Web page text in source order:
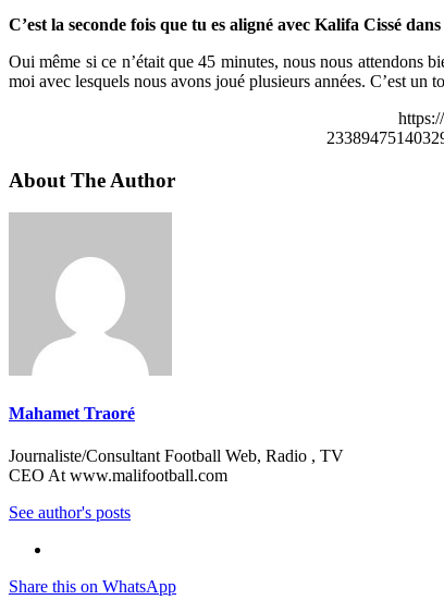
C’est la seconde fois que tu es aligné avec Kalifa Cissé
Oui même si ce n’était que 45 minutes, nous nous attendons
moi avec lesquels nous avons joué plusieurs années. C’est
About The Author
Mahamet Traoré
Journaliste/Consultant Football Web, Radio , TV
CEO At www.malifootball.com
See author's posts
Share this on WhatsApp